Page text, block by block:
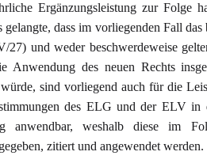
Ergänzungsleistung zur Folge
gelangte, dass im vorliegenden Fall
27) und weder beschwerdeweise
Anwendung des neuen Rechts
sind vorliegend auch für die
des ELG und der ELV in
anwendbar, weshalb diese im
zitiert und angewendet werden.